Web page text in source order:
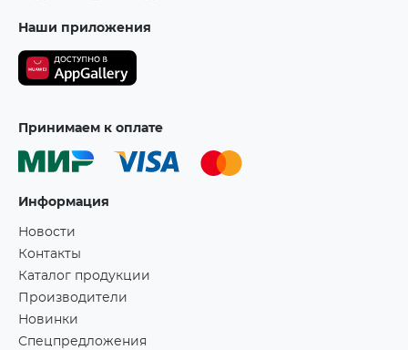
Наши приложения
Принимаем к оплате
Информация
Новости
Контакты
Каталог продукции
Производители
Новинки
Спецпредложения